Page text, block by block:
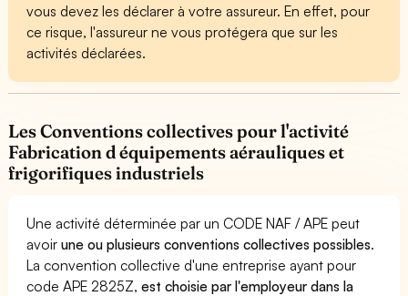
vous devez les déclarer à votre assureur. En effet, pour
ce risque, l'assureur ne vous protégera que sur les
activités déclarées.
Les Conventions collectives pour l'activité
Fabrication d équipements aérauliques et
frigorifiques industriels
Une activité déterminée par un CODE NAF / APE peut
avoirune ou plusieurs conventions collectives possibles.
La convention collective d'une entreprise ayant pour
code APE 2825Z,est choisie par l'employeur dans la